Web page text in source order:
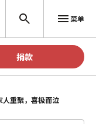
菜单
捐款
人重聚，喜极而泣